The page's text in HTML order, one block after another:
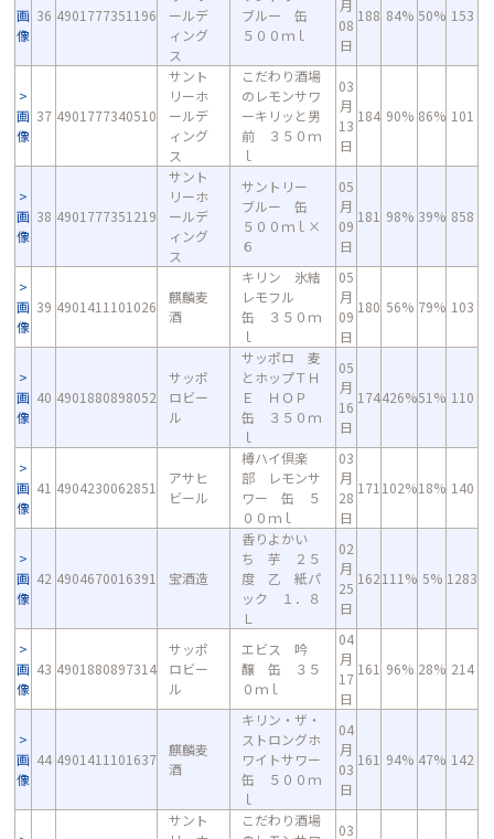
画
像
36 4901777351196
ールデ
ィング
ス
ブルー 缶
５００ｍｌ
月
08
日
188 84% 50% 153
画
像
37 4901777340510
サント
リーホ
ールデ
ィング
ス
こだわり酒場
のレモンサワ
ーキリッと男
前 ３５０ｍ
ｌ
03
月
13
日
184 90% 86% 101
画
像
38 4901777351219
サント
リーホ
ールデ
ィング
ス
サントリー
ブルー 缶
５００ｍｌ×
６
05
月
09
日
181 98% 39% 858
画
像
39 4901411101026
麒麟麦
酒
キリン 氷結
レモフル
缶 ３５０ｍ
ｌ
05
月
09
日
180 56% 79% 103
画
像
40 4901880898052
サッポ
ロビー
ル
サッポロ 麦
とホップＴＨ
Ｅ ＨＯＰ
缶 ３５０ｍ
ｌ
05
月
16
日
174426%51% 110
画
像
41 4904230062851
アサヒ
ビール
樽ハイ倶楽
部 レモンサ
ワー 缶 ５
００ｍｌ
03
月
28
日
171 102%18% 140
画
像
42 4904670016391 宝酒造
香りよかい
ち 芋 ２５
度 乙 紙パ
ック １．８
Ｌ
02
月
25
日
162111% 5% 1283
画
像
43 4901880897314
サッポ
ロビー
ル
エビス 吟
醸 缶 ３５
０ｍｌ
04
月
17
日
161 96% 28% 214
画
像
44 4901411101637
麒麟麦
酒
キリン・ザ・
ストロングホ
ワイトサワー
缶 ５００ｍ
ｌ
04
月
03
日
161 94% 47% 142
サント
こだわり酒場
03